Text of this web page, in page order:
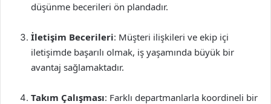
düşünme becerileri ön plandadır.
İletişim Becerileri: Müşteri ilişkileri ve ekip içi
iletişimde başarılı olmak, iş yaşamında büyük bir
avantaj sağlamaktadır.
Takım Çalışması: Farklı departmanlarla koordineli bir